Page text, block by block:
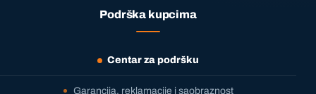
Podrška kupcima
Centar za podršku
Garancija, reklamacije i saobraznost